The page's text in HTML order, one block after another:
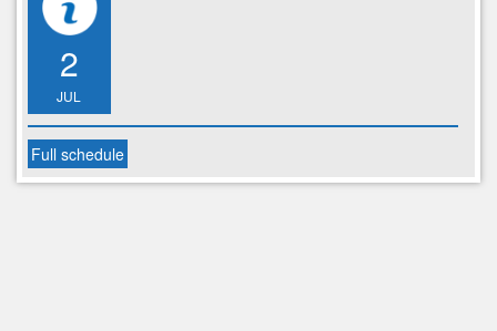
2
JUL
Full schedule